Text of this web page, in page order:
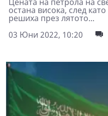
Цената на петрола на
остана висока, след
решиха през лятото...
03 Юни 2022, 10:20